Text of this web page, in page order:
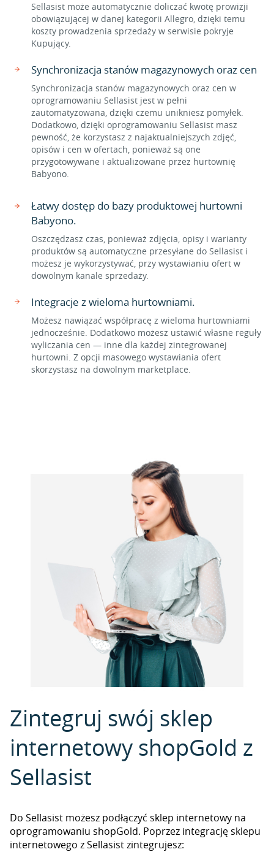
Sellasist może automatycznie doliczać kwotę prowizji
obowiązującej w danej kategorii Allegro, dzięki temu
koszty prowadzenia sprzedaży w serwisie pokryje
Kupujący.
Synchronizacja stanów magazynowych oraz cen
Synchronizacja stanów magazynowych oraz cen w
oprogramowaniu Sellasist jest w pełni
zautomatyzowana, dzięki czemu unikniesz pomyłek.
Dodatkowo, dzięki oprogramowaniu Sellasist masz
pewność, że korzystasz z najaktualniejszych zdjęć,
opisów i cen w ofertach, ponieważ są one
przygotowywane i aktualizowane przez hurtownię
Babyono.
Łatwy dostęp do bazy produktowej hurtowni
Babyono.
Oszczędzasz czas, ponieważ zdjęcia, opisy i warianty
produktów są automatyczne przesyłane do Sellasist i
możesz je wykorzystywać, przy wystawianiu ofert w
dowolnym kanale sprzedaży.
Integracje z wieloma hurtowniami.
Możesz nawiązać współpracę z wieloma hurtowniami
jednocześnie. Dodatkowo możesz ustawić własne reguły
wyliczania cen — inne dla każdej zintegrowanej
hurtowni. Z opcji masowego wystawiania ofert
skorzystasz na dowolnym marketplace.
Zintegruj swój sklep
internetowy shopGold z
Sellasist
Do Sellasist możesz podłączyć sklep internetowy na
oprogramowaniu shopGold. Poprzez integrację sklepu
internetowego z Sellasist zintegrujesz: